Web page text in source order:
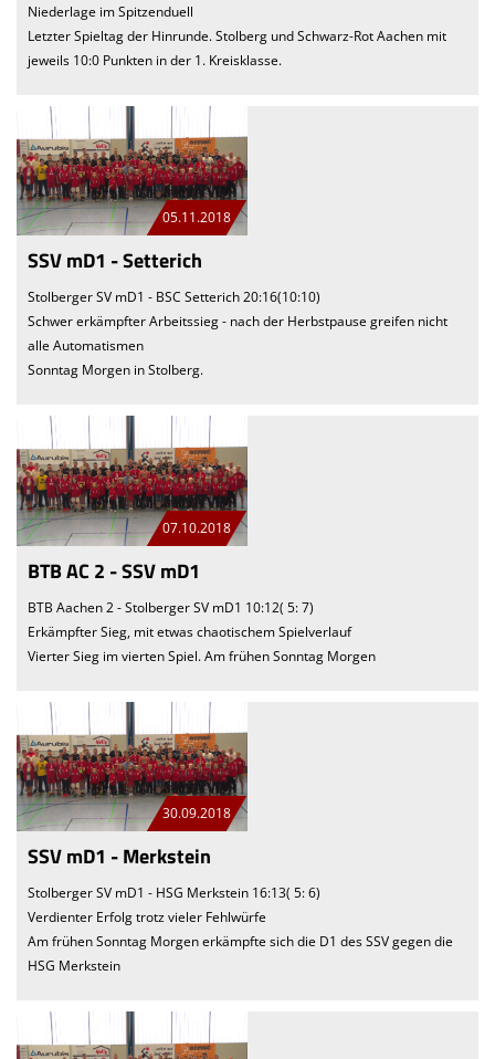
Niederlage im Spitzenduell
Letzter Spieltag der Hinrunde. Stolberg und Schwarz-Rot Aachen mit
jeweils 10:0 Punkten in der 1. Kreisklasse.
05.11.2018
SSV mD1 - Setterich
Stolberger SV mD1 - BSC Setterich 20:16(10:10)
Schwer erkämpfter Arbeitssieg - nach der Herbstpause greifen nicht
alle Automatismen
Sonntag Morgen in Stolberg.
07.10.2018
BTB AC 2 - SSV mD1
BTB Aachen 2 - Stolberger SV mD1 10:12( 5: 7)
Erkämpfter Sieg, mit etwas chaotischem Spielverlauf
Vierter Sieg im vierten Spiel. Am frühen Sonntag Morgen
30.09.2018
SSV mD1 - Merkstein
Stolberger SV mD1 - HSG Merkstein 16:13( 5: 6)
Verdienter Erfolg trotz vieler Fehlwürfe
Am frühen Sonntag Morgen erkämpfte sich die D1 des SSV gegen die
HSG Merkstein